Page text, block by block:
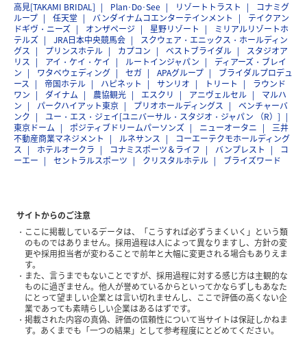
高見[TAKAMI BRIDAL] Plan･Do･See リゾートトラスト
コナミグ
ループ
任天堂 バンダイナムコエンターテインメント
テイクアン
ドギヴ・ニーズ
オンザページ 星野リゾート
ミリアルリゾートホ
テルズ
JRA日本中央競馬会
スクウェア・エニックス・ホールディン
グス
プリンスホテル カプコン ベストブライダル
スタジオア
リス
アイ・ケイ・ケイ ルートインジャパン
ディアーズ・ブレイ
ン
ワタベウェディング セガ APAグループ
ブライダルプロデュ
ース
帝国ホテル ハピネット サンリオ トリート
ラウンド
ワン
ダイナム 農協観光 エスクリ アニヴェルセル
マルハ
ン
パークハイアット東京 プリオホールディングス
ベンチャーバ
ンク
ユー・エス・ジェイ[ユニバーサル・スタジオ・ジャパン （R）]
東京ドーム
ポジティブドリームパーソンズ ニューオータニ
三井
不動産商業マネジメント
ルネサンス
コーエーテクモホールディング
ス
ホテルオークラ コナミスポーツ＆ライフ バンプレスト
コ
ーエー
セントラルスポーツ クリスタルホテル ブライズワード
サイトからのご注意
ここに掲載しているデータは、「こうすれば必ずうまくいく」という類
のものではありません。採用過程は人によって異なりますし、方針の変
更や採用担当者が変わることで前年と大幅に変更される場合もありえま
す。
また、言うまでもないことですが、採用過程に対する感じ方は主観的な
ものに過ぎません。他人が誉めているからといってかならずしもあなた
にとって望ましい企業とは言い切れませんし、ここで評価の高くない企
業であっても素晴らしい企業はあるはずです。
掲載された内容の真偽、評価の信頼性について当サイトは保証しかねま
す。あくまでも「一つの結果」として参考程度にとどめてください。